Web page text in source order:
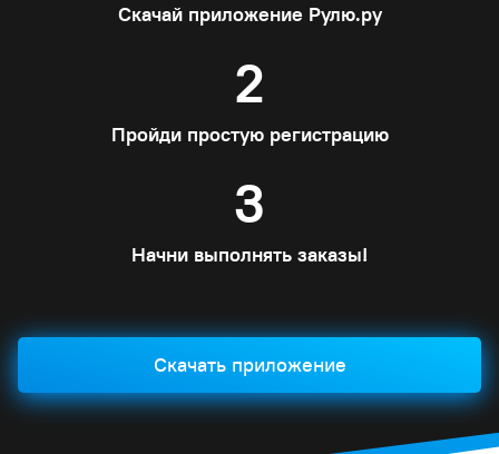
Скачай приложение Рулю.ру
2
Пройди простую регистрацию
3
Начни выполнять заказы!
Скачать приложение